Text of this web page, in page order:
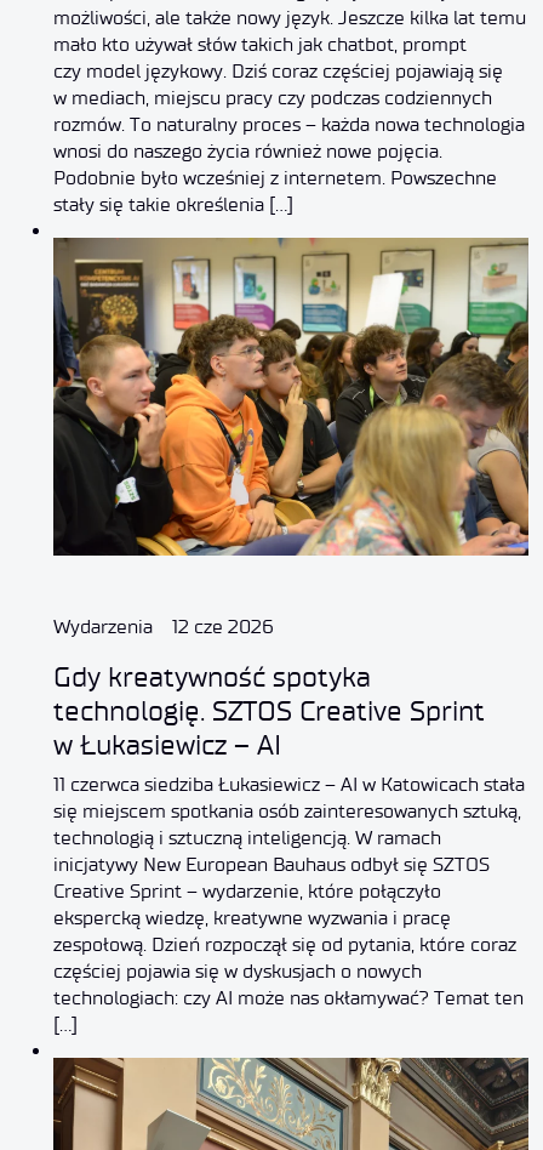
możliwości, ale także nowy język. Jeszcze kilka lat temu
mało kto używał słów takich jak chatbot, prompt
czy model językowy. Dziś coraz częściej pojawiają się
w mediach, miejscu pracy czy podczas codziennych
rozmów. To naturalny proces – każda nowa technologia
wnosi do naszego życia również nowe pojęcia.
Podobnie było wcześniej z internetem. Powszechne
stały się takie określenia […]
Wydarzenia 12 cze 2026
Gdy kreatywność spotyka
technologię. SZTOS Creative Sprint
w Łukasiewicz – AI
11 czerwca siedziba Łukasiewicz – AI w Katowicach stała
się miejscem spotkania osób zainteresowanych sztuką,
technologią i sztuczną inteligencją. W ramach
inicjatywy New European Bauhaus odbył się SZTOS
Creative Sprint – wydarzenie, które połączyło
ekspercką wiedzę, kreatywne wyzwania i pracę
zespołową. Dzień rozpoczął się od pytania, które coraz
częściej pojawia się w dyskusjach o nowych
technologiach: czy AI może nas okłamywać? Temat ten
[…]